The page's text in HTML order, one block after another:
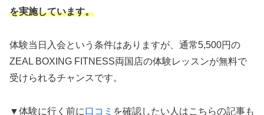
を実施しています。
体験当日入会という条件はありますが、通常5,500円の
ZEAL BOXING FITNESS両国店の体験レッスンが無料で
受けられるチャンスです。
▼体験に行く前に口コミ を確認したい人はこちらの記事も